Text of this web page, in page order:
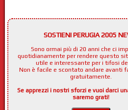
SOSTIENI PERUGIA 2005
Sono ormai più di 20 anni che ci
quotidianamente per rendere questo
utile e interessante per i tifosi
Non è facile e scontato andare avanti
gratuitamente.
Se apprezzi i nostri sforzi e vuoi darci
saremo grati!